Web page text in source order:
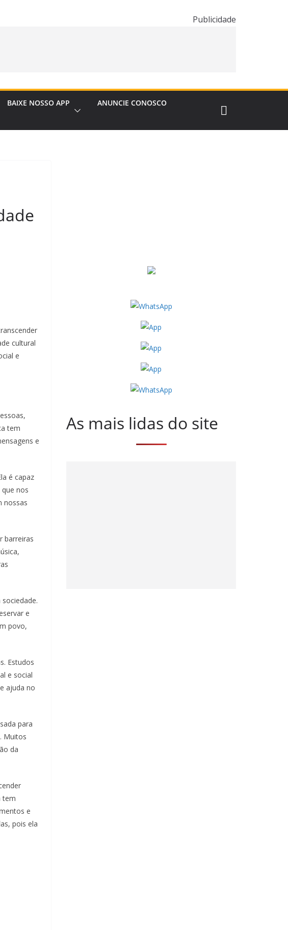
Publicidade
BAIXE NOSSO APP ANUNCIE CONOSCO
cultural
e
tem
e
é capaz
nos
nossas
barreiras
e
povo,
Estudos
e social
ajuda no
para
Muitos
da
tem
e
pois ela
As mais lidas do site